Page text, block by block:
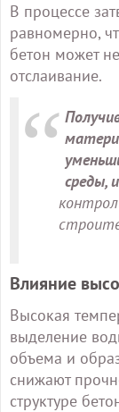
В процессе
равномерно,
бетон может
отслаивание.
среды,
Влияние
Высокая
выделение
объема и
снижают
структуре